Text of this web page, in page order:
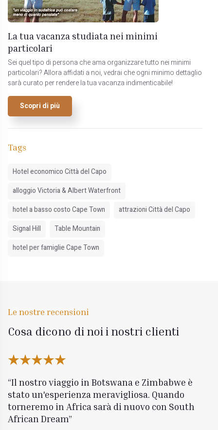
La tua vacanza studiata nei minimi
particolari
Sei quel tipo di persona che ama organizzare tutto nei minimi
particolari? Allora affidati a noi, vedrai che ogni minimo dettaglio
sarà curato per rendere la tua vacanza indimenticabile!
Scopri di più
Tags
Hotel economico Città del Capo
alloggio Victoria & Albert Waterfront
hotel a basso costo Cape Town
attrazioni Città del Capo
Signal Hill
Table Mountain
hotel per famiglie Cape Town
Le nostre recensioni
Cosa dicono di noi i nostri clienti
Il nostro viaggio in Botswana e Zimbabwe è
stato un'esperienza meravigliosa. Quando
torneremo in Africa sarà di nuovo con South
African Dream